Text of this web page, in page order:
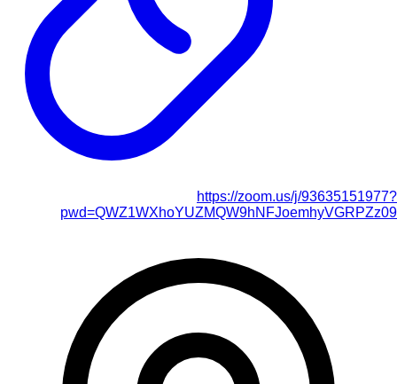
https://zoom.us/j/93635151977?
pwd=QWZ1WXhoYUZMQW9hNFJoemhyVGRPZz09